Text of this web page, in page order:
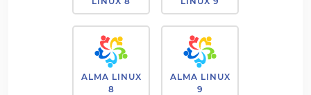
ALMA LINUX
8
ALMA LINUX
9